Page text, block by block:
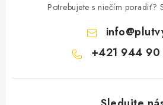
Potrebujete s niečím poradiť?
info@
+421 944